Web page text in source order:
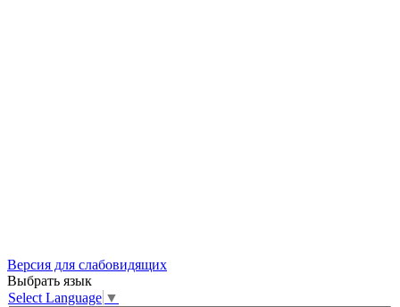
Версия для слабовидящих
Выбрать язык
Select Language ▼